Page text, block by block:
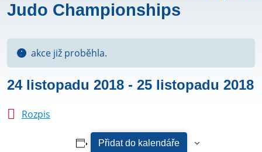
Judo Championships
akce již proběhla.
24 listopadu 2018 - 25 listopadu 2018
Rozpis
Přidat do kalendáře